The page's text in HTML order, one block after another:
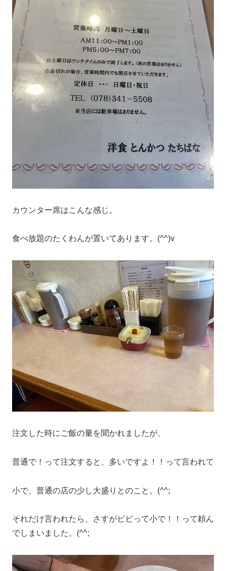
カウンター席はこんな感じ。
食べ放題のたくわんが置いてあります。(^^)v
注文した時にご飯の量を聞かれましたが、
普通で！って注文すると、多いですよ！！って言われて
小で、普通の店の少し大盛りとのこと。(^^;
それだけ言われたら、さすがビビって小で！！って頼ん
でしまいました。(^^;